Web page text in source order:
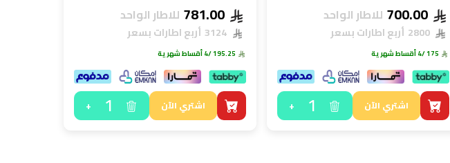
700.00 للاطار الواحد
2800 أربع اطارات بسعر
/4 أقساط شهرية
اشتري الآن 1
+
781.00 للاطار الواحد
3124 أربع اطارات بسعر
/4 أقساط شهرية
اشتري الآن 1
+